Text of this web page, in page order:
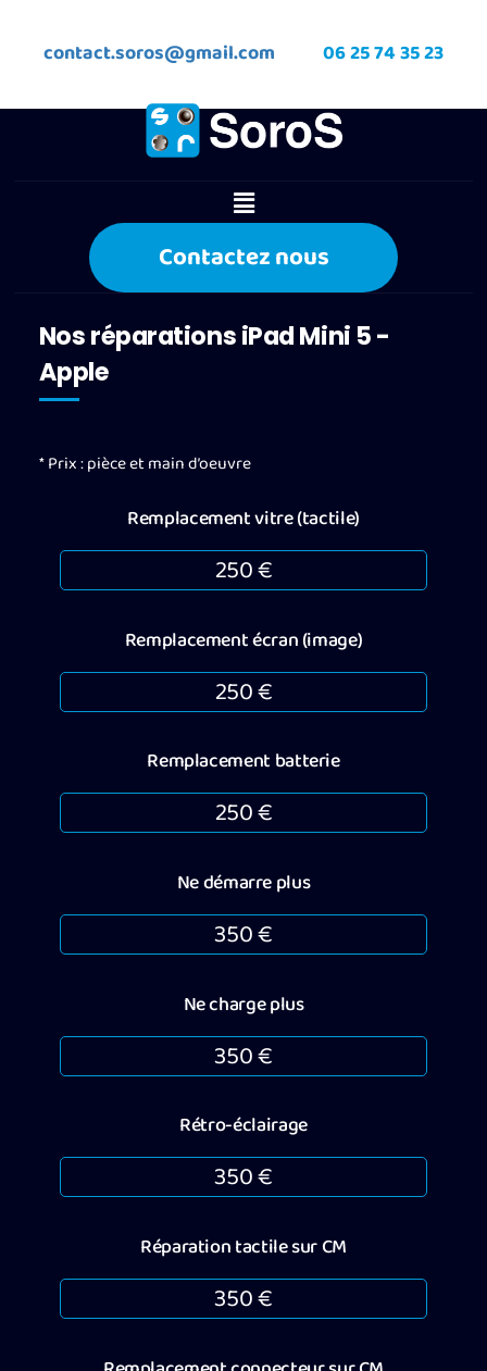
contact.soros@gmail.com 06 25 74 35 23
Contactez nous
Nos réparations iPad Mini 5 -
Apple
* Prix : pièce et main d’oeuvre
Remplacement vitre (tactile)
250 €
Remplacement écran (image)
250 €
Remplacement batterie
250 €
Ne démarre plus
350 €
Ne charge plus
350 €
Rétro-éclairage
350 €
Réparation tactile sur CM
350 €